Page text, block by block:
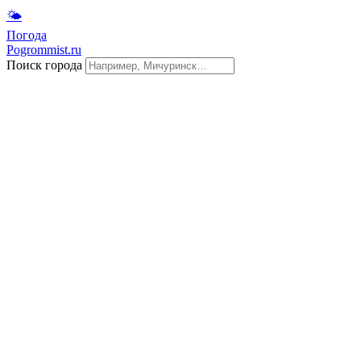
🌤
Погода
Pogrommist.ru
Поиск города